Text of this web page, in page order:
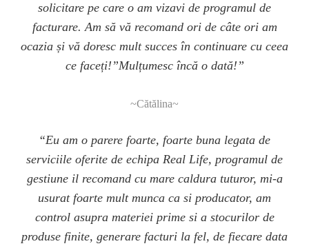
solicitare pe care o am vizavi de programul de
facturare. Am să vă recomand ori de câte ori am
ocazia și vă doresc mult succes în continuare cu ceea
ce faceți!”Mulțumesc încă o dată!”
~Cătălina~
“Eu am o parere foarte, foarte buna legata de
serviciile oferite de echipa Real Life, programul de
gestiune il recomand cu mare caldura tuturor, mi-a
usurat foarte mult munca ca si producator, am
control asupra materiei prime si a stocurilor de
produse finite, generare facturi la fel, de fiecare data